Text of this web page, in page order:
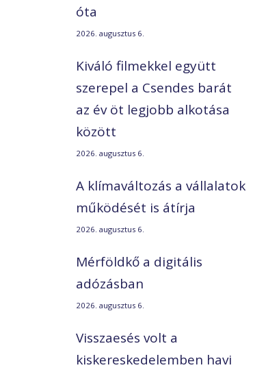
óta
2026. augusztus 6.
Kiváló filmekkel együtt
szerepel a Csendes barát
az év öt legjobb alkotása
között
2026. augusztus 6.
A klímaváltozás a vállalatok
működését is átírja
2026. augusztus 6.
Mérföldkő a digitális
adózásban
2026. augusztus 6.
Visszaesés volt a
kiskereskedelemben havi